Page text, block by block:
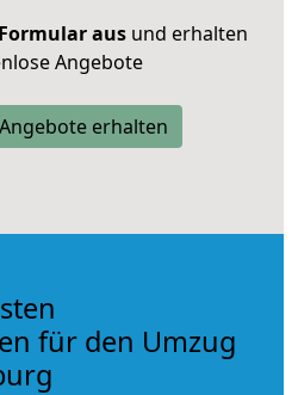
ausund erhalten
Angebote
erhalten
für den Umzug